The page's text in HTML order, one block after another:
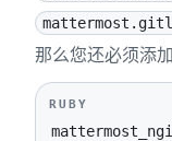
那么您还必须添
RUBY